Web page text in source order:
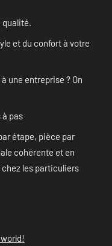
qualité.
et du confort à votre
une entreprise ? On
pas
étape, pièce par
cohérente et en
les particuliers